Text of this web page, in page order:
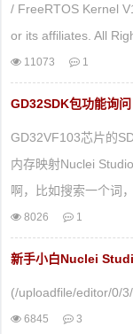
/ FreeRTOS Kernel
or its affiliates. All
11073 1
GD32SDK包功能询问
GD32VF103芯片的
内存映射Nuclei
啊，比如搜索一个词
8026 1
新手小白Nuclei
(/uploadfile/editor/0/
6845 3